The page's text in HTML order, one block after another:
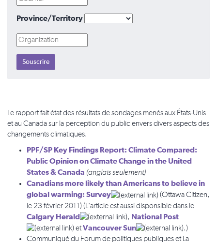
Province/Territory
Le rapportfait état des résultats de sondages menés aux États-Unis
et au Canada sur la perception du public envers divers aspects des
changements climatiques.
PPF/SP Key Findings Report: Climate Compared:
Public Opinion on Climate Change in the United
States & Canada (anglais seulement)
Canadians more likely than Americans to believe in
global warming: Survey
(Ottawa Citizen,
le 23 février 2011) (L'article est aussi disponsible dans le
Calgary Herald
, National Post
etVancouver Sun
.)
Communiqué du Forum de politiques publiques et La